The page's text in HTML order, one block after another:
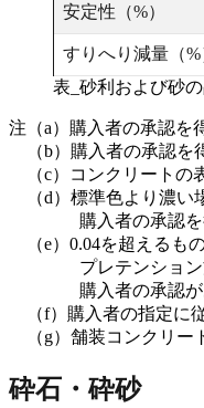
安定性（%）
すりへり減量（%
表_砂利および砂
注（a）購入者の承認を
（b）購入者の承認を
（c）コンクリートの
（d）標準色より濃い
購入者の承認を得
（e）0.04を超えるも
プレテンション方式
購入者の承認があれ
（f）購入者の指定に
（g）舗装コンクリー
砕石・砕砂